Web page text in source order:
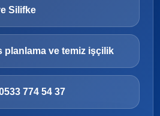
Silifke
planlama ve temiz işçilik
774 54 37